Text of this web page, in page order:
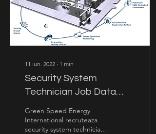
11 iun. 2022 ∙ 1 min
Security System
Technician Job Data
Center Amsterdam
Green Speed Energy
International recruteaza
security system techniciani